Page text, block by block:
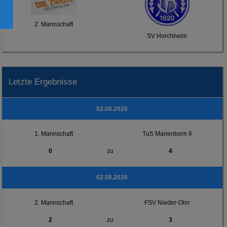
2. Mannschaft
SV Horchheim
Letzte Ergebnisse
02.08.2026
1. Mannschaft TuS Marienborn II
0 zu 4
02.08.2026
2. Mannschaft FSV Nieder-Olm
2 zu 3